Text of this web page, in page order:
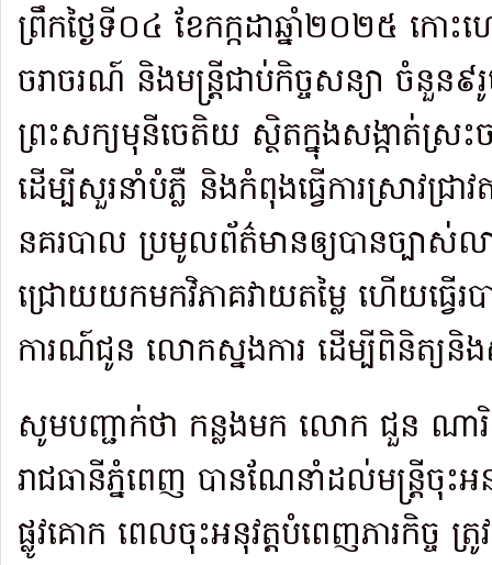
ព្រឹកថ្ងៃទី០៤ ខែកក្កដាឆ្នាំ២០២៥ កោះ
ចរាចរណ៍ និងមន្រ្តីជាប់កិច្ចសន្យា ចំនួ
ព្រះសក្យមុនីចេតិយ ស្ថិតក្នុងសង្កាត់ស្រ
ដើម្បីសួរនាំបំភ្លឺ និងកំពុងធ្វើការស្រាវជ្រ
នគរបាល ប្រមូលព័ត៌មានឲ្យបានច្បាស់
ជ្រោយយកមកវិភាគវាយតម្លៃ ហើយធ្វើ
ការណ៍ជូន លោកស្នងការ ដើម្បីពិនិត្យនិ
សូមបញ្ជាក់ថា កន្លងមក លោក ជួន ណារិ
រាជធានីភ្នំពេញ បានណែនាំដល់មន្ត្រីចុះអ
ផ្លូវគោក ពេលចុះអនុវត្តបំពេញភារកិច្ច